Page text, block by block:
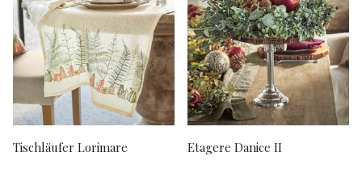
Tischläufer Lorimare Etagere Danice II